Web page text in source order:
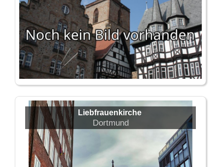
Liebfrauenkirche
Dortmund